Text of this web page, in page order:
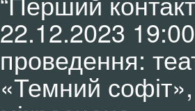
22.12.2023
проведення:
«Темний софіт»,